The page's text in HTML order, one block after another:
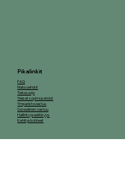
FAQ
Maksuehdot
Tietosuoja
Yleiset sopimusehdot
Ymparistovastuu
Sosiaalinen vastuu
Hallinto ja eettisyys
Kehityskohteet
Pikalinkit